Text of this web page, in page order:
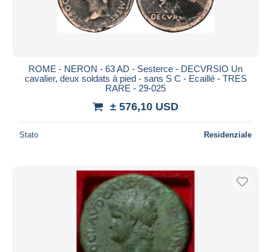
ROME - NERON - 63 AD - Sesterce - DECVRSIO Un
cavalier, deux soldats à pied - sans S C - Ecaillé - TRES
RARE - 29-025
± 576,10 USD
Stato Residenziale